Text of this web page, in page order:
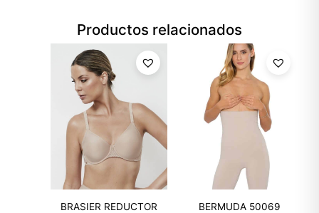
Productos relacionados
BRASIER REDUCTOR
BERMUDA 50069